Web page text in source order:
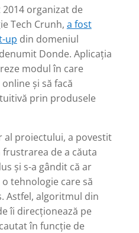
organizat de
Tech Crunh, a fost
up din domeniul
Donde. Aplicația
modul în care
și să facă
prin produsele
al proiectului, a povestit
de a căuta
și s-a gândit că ar
tehnologie care să
Astfel, algoritmul din
îi direcționează pe
în funcție de